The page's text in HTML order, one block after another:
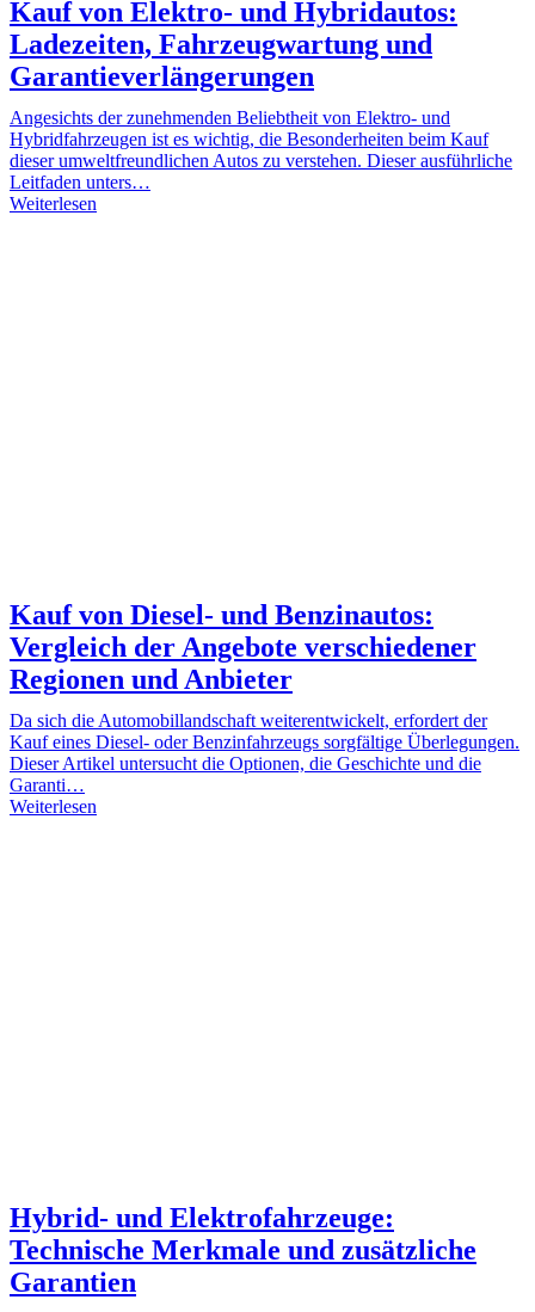
Kauf von Elektro- und Hybridautos:
Ladezeiten, Fahrzeugwartung und
Garantieverlängerungen
Angesichts der zunehmenden Beliebtheit von Elektro- und
Hybridfahrzeugen ist es wichtig, die Besonderheiten beim Kauf
dieser umweltfreundlichen Autos zu verstehen. Dieser ausführliche
Leitfaden unters…
Weiterlesen
Kauf von Diesel- und Benzinautos:
Vergleich der Angebote verschiedener
Regionen und Anbieter
Da sich die Automobillandschaft weiterentwickelt, erfordert der
Kauf eines Diesel- oder Benzinfahrzeugs sorgfältige Überlegungen.
Dieser Artikel untersucht die Optionen, die Geschichte und die
Garanti…
Weiterlesen
Hybrid- und Elektrofahrzeuge:
Technische Merkmale und zusätzliche
Garantien